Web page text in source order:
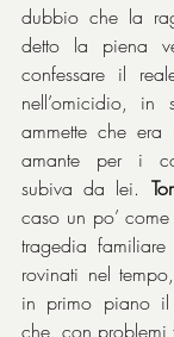
dubbio che la
detto la piena
confessare il
nell’omicidio, in
ammette che
amante per i
subiva da lei.
caso un po’
tragedia
rovinati nel
in primo piano
che, con problemi